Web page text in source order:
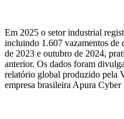
Em 2025 o setor industrial
incluindo 1.607 vazamentos de
de 2023 e outubro de 2024,
anterior. Os dados foram
relatório global produzido pela
empresa brasileira Apura Cyber